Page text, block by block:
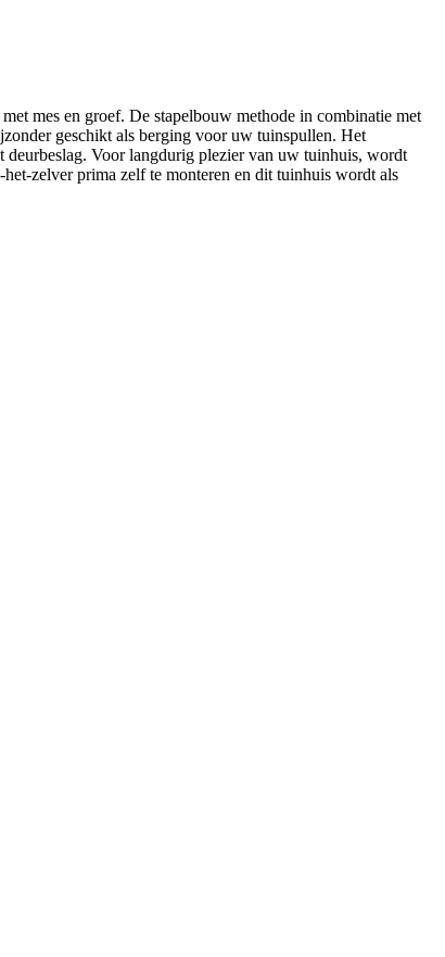
mes en groef. De stapelbouw methode in combinatie met
geschikt als berging voor uw tuinspullen. Het
deurbeslag. Voor langdurig plezier van uw tuinhuis, wordt
zelver prima zelf te monteren en dit tuinhuis wordt als